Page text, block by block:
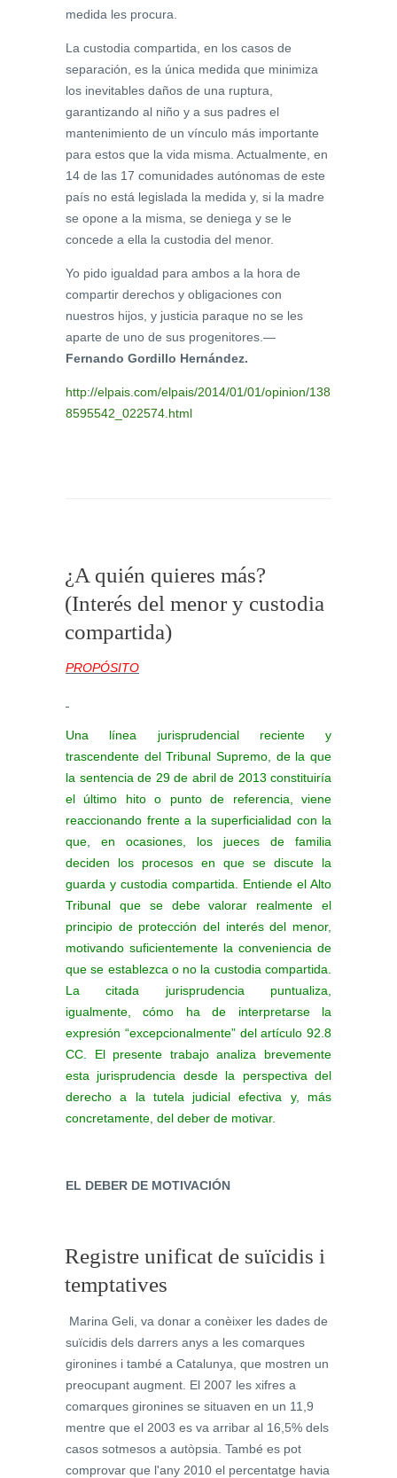
medida les procura.
La custodia compartida, en los casos de
separación, es la única medida que minimiza
los inevitables daños de una ruptura,
garantizando al niño y a sus padres el
mantenimiento de un vínculo más importante
para estos que la vida misma. Actualmente, en
14 de las 17 comunidades autónomas de este
país no está legislada la medida y, si la madre
se opone a la misma, se deniega y se le
concede a ella la custodia del menor.
Yo pido igualdad para ambos a la hora de
compartir derechos y obligaciones con
nuestros hijos, y justicia paraque no se les
aparte de uno de sus progenitores.—
Fernando Gordillo Hernández.
http://elpais.com/elpais/2014/01/01/opinion/138
8595542_022574.html
¿A quién quieres más?
(Interés del menor y custodia
compartida)
PROPÓSITO
Una línea jurisprudencial reciente y
trascendente del Tribunal Supremo, de la que
la sentencia de 29 de abril de 2013 constituiría
el último hito o punto de referencia, viene
reaccionando frente a la superficialidad con la
que, en ocasiones, los jueces de familia
deciden los procesos en que se discute la
guarda y custodia compartida. Entiende el Alto
Tribunal que se debe valorar realmente el
principio de protección del interés del menor,
motivando suficientemente la conveniencia de
que se establezca o no la custodia compartida.
La citada jurisprudencia puntualiza,
igualmente, cómo ha de interpretarse la
expresión “excepcionalmente” del artículo 92.8
CC. El presente trabajo analiza brevemente
esta jurisprudencia desde la perspectiva del
derecho a la tutela judicial efectiva y, más
concretamente, del deber de motivar.
EL DEBER DE MOTIVACIÓN
Registre unificat de suïcidis i
temptatives
Marina Geli, va donar a conèixer les dades de
suïcidis dels darrers anys a les comarques
gironines i també a Catalunya, que mostren un
preocupant augment. El 2007 les xifres a
comarques gironines se situaven en un 11,9
mentre que el 2003 es va arribar al 16,5% dels
casos sotmesos a autòpsia. També es pot
comprovar que l'any 2010 el percentatge havia